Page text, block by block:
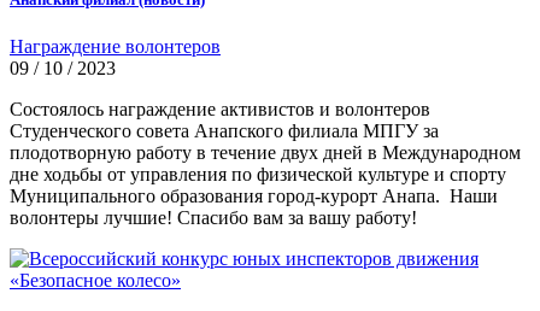
Награждение волонтеров
09 / 10 / 2023
Состоялось награждение активистов и волонтеров
Студенческого совета Анапского филиала МПГУ за
плодотворную работу в течение двух дней в Международном
дне ходьбы от управления по физической культуре и спорту
Муниципального образования город-курорт Анапа. Наши
волонтеры лучшие! Спасибо вам за вашу работу!